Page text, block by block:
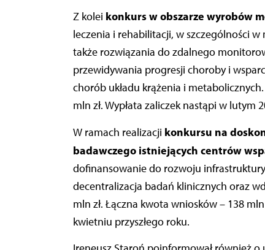
Z kolei konkurs w obszarze wyrobów
leczenia i rehabilitacji, w szczególności
także rozwiązania do zdalnego
przewidywania progresji choroby i
chorób układu krążenia i
mln zł. Wypłata zaliczek nastąpi w lutym
W ramach realizacji konkursu na
badawczego istniejących centrów
dofinansowanie do rozwoju
decentralizacja badań klinicznych oraz
mln zł. Łączna kwota wniosków – 138
kwietniu przyszłego roku.